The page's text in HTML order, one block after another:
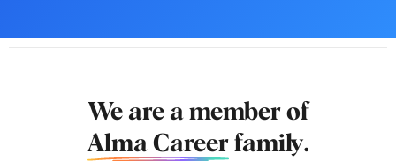
We are a member of
Alma Career family.